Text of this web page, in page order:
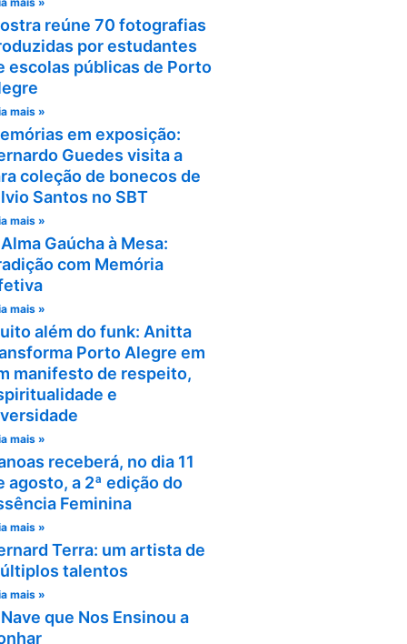
reúne 70 fotografias
por estudantes
escolas públicas de Porto
mais »
em exposição:
Guedes visita a
coleção de bonecos de
Santos no SBT
mais »
Gaúcha à Mesa:
com Memória
mais »
além do funk: Anitta
Porto Alegre em
manifesto de respeito,
e
mais »
receberá, no dia 11
agosto, a 2ª edição do
Feminina
mais »
Terra: um artista de
talentos
mais »
que Nos Ensinou a